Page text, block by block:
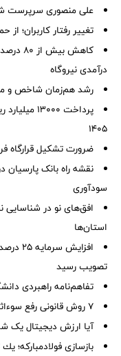
علی منصوری سرپرست
تغییر رفتار کاربران؛
کاهش
درآمدی نیروگاه
رشد هم‌زمان شاخص و
پرداخت
۱۴۰۵
ضرورت تشكیل قرارگاه
سودآوری
افق‌های نو در شناسایی
استان‌ها
تصویب رسید
تفاهم‌نامه راهبردی
۷ روش قانونی رفع سوء‌اثر از چک برگشتی
آیا ارزش دیجیتال یک
بازسازی فولادمباركه؛